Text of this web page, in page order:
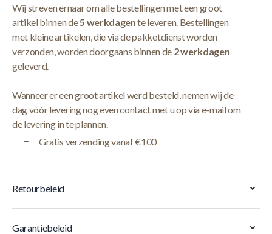
Wij streven ernaar om alle bestellingen met een groot
artikel binnen de5 werkdagente leveren. Bestellingen
met kleine artikelen, die via de pakketdienst worden
verzonden, worden doorgaans binnen de 2 werkdagen
geleverd.
Wanneer er een groot artikel werd besteld, nemen wij de
dag vóór levering nog even contact met u op via e-mail om
de levering in te plannen.
Gratis verzending vanaf €100
Retourbeleid
Garantiebeleid